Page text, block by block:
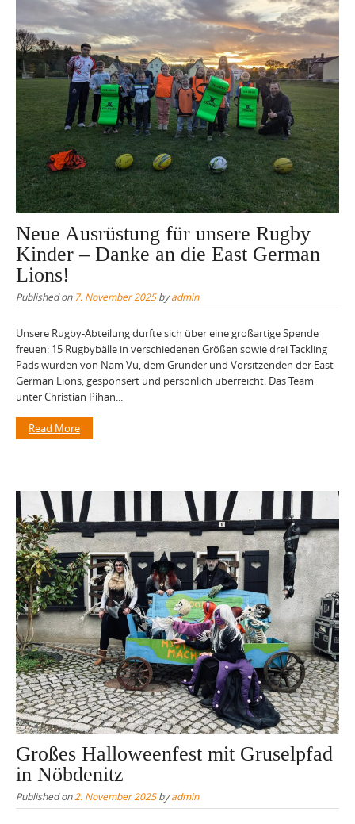
Neue Ausrüstung für unsere Rugby
Kinder – Danke an die East German
Lions!
Published on 7. November 2025byadmin
Unsere Rugby-Abteilung durfte sich über eine großartige Spende
freuen: 15 Rugbybälle in verschiedenen Größen sowie drei Tackling
Pads wurden von Nam Vu, dem Gründer und Vorsitzenden der East
German Lions, gesponsert und persönlich überreicht. Das Team
unter Christian Pihan...
Read More
Großes Halloweenfest mit Gruselpfad
in Nöbdenitz
Published on2. November 2025byadmin